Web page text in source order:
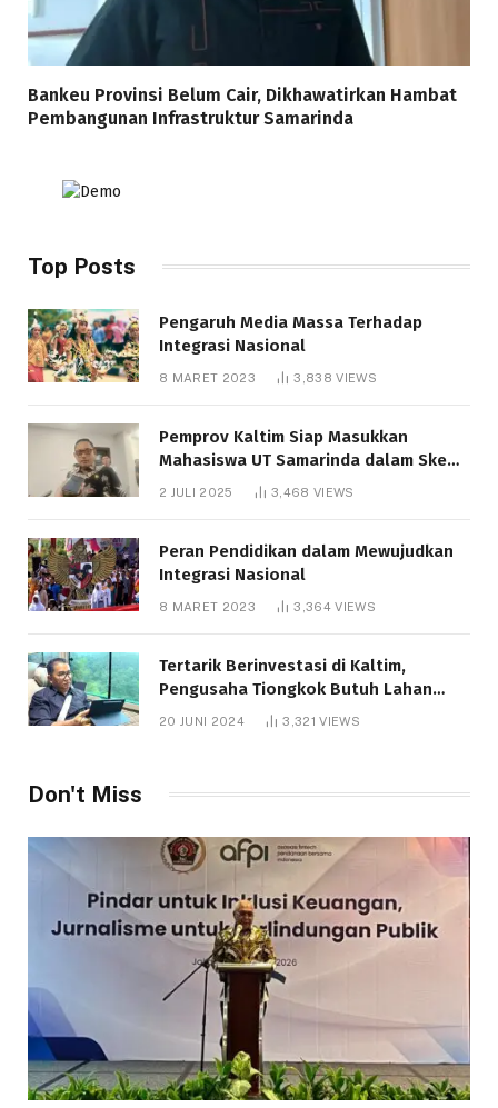
Bankeu Provinsi Belum Cair, Dikhawatirkan Hambat
Pembangunan Infrastruktur Samarinda
Top Posts
Pengaruh Media Massa Terhadap
Integrasi Nasional
8 MARET 2023 3,838VIEWS
Pemprov Kaltim Siap Masukkan
Mahasiswa UT Samarinda dalam Skema
Bantuan Pendidikan Gratispol
2 JULI 2025 3,468 VIEWS
Peran Pendidikan dalam Mewujudkan
Integrasi Nasional
8 MARET 2023 3,364VIEWS
Tertarik Berinvestasi di Kaltim,
Pengusaha Tiongkok Butuh Lahan
1.000 Hektare
20 JUNI 2024 3,321VIEWS
Don't Miss